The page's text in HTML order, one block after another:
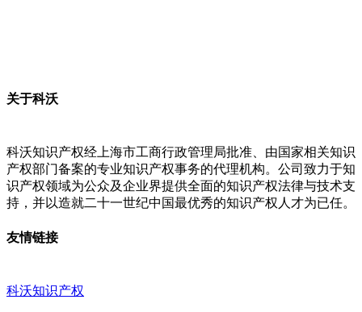
关于科沃
科沃知识产权经上海市工商行政管理局批准、由国家相关知识
产权部门备案的专业知识产权事务的代理机构。公司致力于知
识产权领域为公众及企业界提供全面的知识产权法律与技术支
持，并以造就二十一世纪中国最优秀的知识产权人才为已任。
友情链接
科沃知识产权